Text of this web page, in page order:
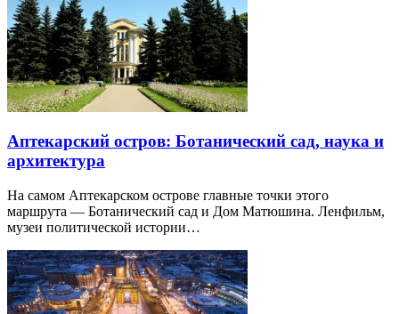
Аптекарский остров: Ботанический сад, наука и
архитектура
На самом Аптекарском острове главные точки этого
маршрута — Ботанический сад и Дом Матюшина. Ленфильм,
музеи политической истории…